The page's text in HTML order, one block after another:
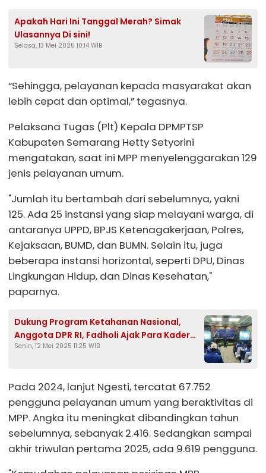
Apakah Hari Ini Tanggal Merah? Simak
Ulasannya Di sini!
Selasa, 13 Mei 2025 10:14 WIB
“Sehingga, pelayanan kepada masyarakat akan
lebih cepat dan optimal,” tegasnya.
Pelaksana Tugas (Plt) Kepala DPMPTSP
Kabupaten Semarang Hetty Setyorini
mengatakan, saat ini MPP menyelenggarakan 129
jenis pelayanan umum.
"Jumlah itu bertambah dari sebelumnya, yakni
125. Ada 25 instansi yang siap melayani warga, di
antaranya UPPD, BPJS Ketenagakerjaan, Polres,
Kejaksaan, BUMD, dan BUMN. Selain itu, juga
beberapa instansi horizontal, seperti DPU, Dinas
Lingkungan Hidup, dan Dinas Kesehatan,"
paparnya.
Dukung Program Ketahanan Nasional,
Anggota DPR RI, Fadholi Ajak Para Kader
Partai Kawal Demokrasi
Senin, 12 Mei 2025 11:25 WIB
Pada 2024, lanjut Ngesti, tercatat 67.752
pengguna pelayanan umum yang beraktivitas di
MPP. Angka itu meningkat dibandingkan tahun
sebelumnya, sebanyak 2.416. Sedangkan sampai
akhir triwulan pertama 2025, ada 9.619 pengguna.